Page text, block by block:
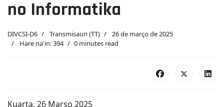
Ekipa D6 Rekolla Dadus
Ekipamentu Komunikasaun
no Informatika
26 de março de 2025